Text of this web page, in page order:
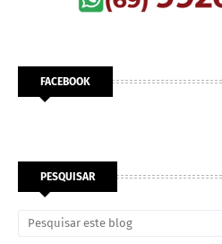
FACEBOOK
PESQUISAR